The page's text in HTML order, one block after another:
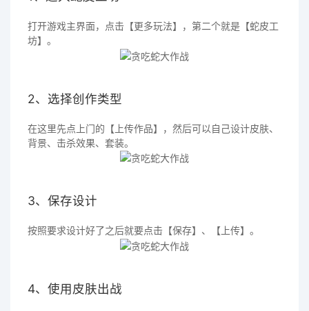
打开游戏主界面，点击【更多玩法】，第二个就是【蛇皮工
坊】。
2、选择创作类型
在这里先点上门的【上传作品】，然后可以自己设计皮肤、
背景、击杀效果、套装。
3、保存设计
按照要求设计好了之后就要点击【保存】、【上传】。
4、使用皮肤出战